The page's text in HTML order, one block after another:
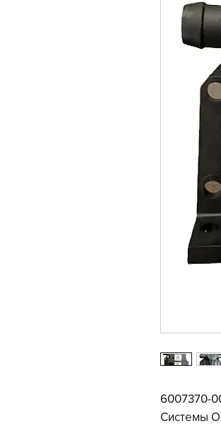
6007370-
Системы